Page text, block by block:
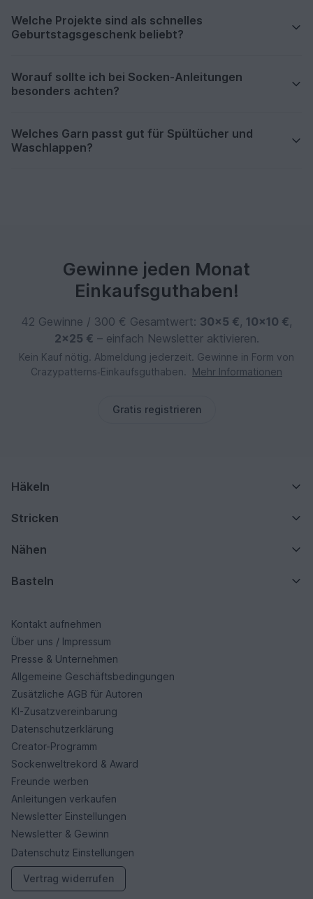
Welche Projekte sind als schnelles
Geburtstagsgeschenk beliebt?
Worauf sollte ich bei Socken-Anleitungen
besonders achten?
Welches Garn passt gut für Spültücher und
Waschlappen?
Gewinne jeden Monat
Einkaufsguthaben!
42 Gewinne / 300 € Gesamtwert: 30×5 €, 10×10 €,
2×25 € – einfach Newsletter aktivieren.
Kein Kauf nötig. Abmeldung jederzeit. Gewinne in Form von
Crazypatterns‑Einkaufsguthaben.
Mehr Informationen
Gratis registrieren
Häkeln
Stricken
Nähen
Basteln
Kontakt aufnehmen
Über uns / Impressum
Presse & Unternehmen
Allgemeine Geschäftsbedingungen
Zusätzliche AGB für Autoren
KI-Zusatzvereinbarung
Datenschutzerklärung
Creator-Programm
Sockenweltrekord & Award
Freunde werben
Anleitungen verkaufen
Newsletter Einstellungen
Newsletter & Gewinn
Datenschutz Einstellungen
Vertrag widerrufen